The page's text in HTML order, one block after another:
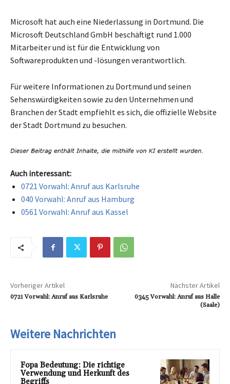
Microsoft hat auch eine Niederlassung in Dortmund. Die
Microsoft Deutschland GmbH beschäftigt rund 1.000
Mitarbeiter und ist für die Entwicklung von
Softwareprodukten und -lösungen verantwortlich.
Für weitere Informationen zu Dortmund und seinen
Sehenswürdigkeiten sowie zu den Unternehmen und
Branchen der Stadt empfiehlt es sich, die offizielle Website
der Stadt Dortmund zu besuchen.
Auch interessant:
0721 Vorwahl: Anruf aus Karlsruhe
040 Vorwahl: Anruf aus Hamburg
0561 Vorwahl: Anruf aus Kassel
Vorheriger Artikel
0721 Vorwahl: Anruf aus Karlsruhe
Nächster Artikel
0345 Vorwahl: Anruf aus Halle
(Saale)
Weitere Nachrichten
Fopa Bedeutung: Die richtige
Verwendung und Herkunft des
Begriffs